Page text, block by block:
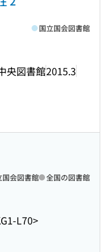
央図書館2015.3
国立国会図書館
L70>
国会図書館 全国の図書館